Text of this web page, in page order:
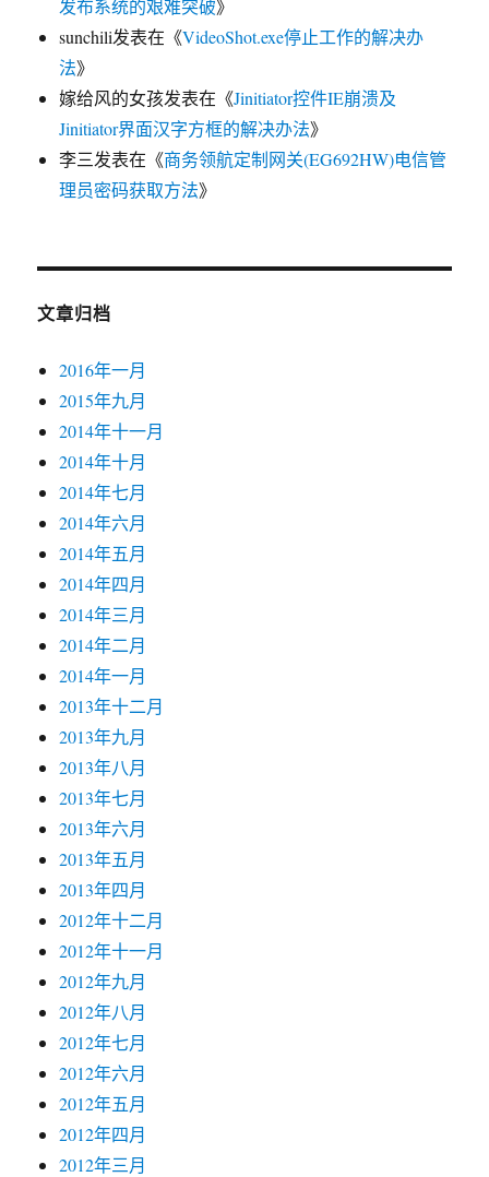
发布系统的艰难突破》
sunchili发表在《VideoShot.exe停止工作的解决办
法》
嫁给风的女孩发表在《Jinitiator控件IE崩溃及
Jinitiator界面汉字方框的解决办法》
李三发表在《商务领航定制网关(EG692HW)电信管
理员密码获取方法》
文章归档
2016年一月
2015年九月
2014年十一月
2014年十月
2014年七月
2014年六月
2014年五月
2014年四月
2014年三月
2014年二月
2014年一月
2013年十二月
2013年九月
2013年八月
2013年七月
2013年六月
2013年五月
2013年四月
2012年十二月
2012年十一月
2012年九月
2012年八月
2012年七月
2012年六月
2012年五月
2012年四月
2012年三月